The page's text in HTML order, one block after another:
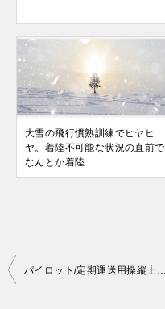
大雪の飛行慣熟訓練でヒヤヒ
ヤ。着陸不可能な状況の直前で
なんとか着陸
投